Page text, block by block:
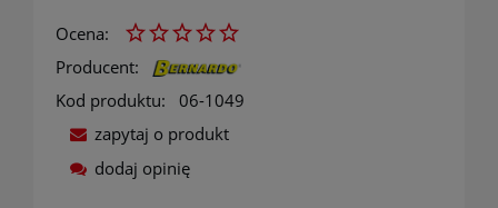
Ocena:
Producent:
Kod produktu:
06-1049
zapytaj o produkt
dodaj opinię